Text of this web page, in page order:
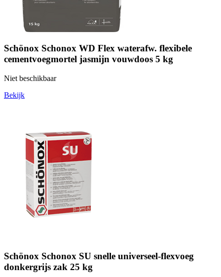
Schönox Schonox WD Flex waterafw. flexibele
cementvoegmortel jasmijn vouwdoos 5 kg
Niet beschikbaar
Bekijk
Schönox Schonox SU snelle universeel-flexvoeg
donkergrijs zak 25 kg